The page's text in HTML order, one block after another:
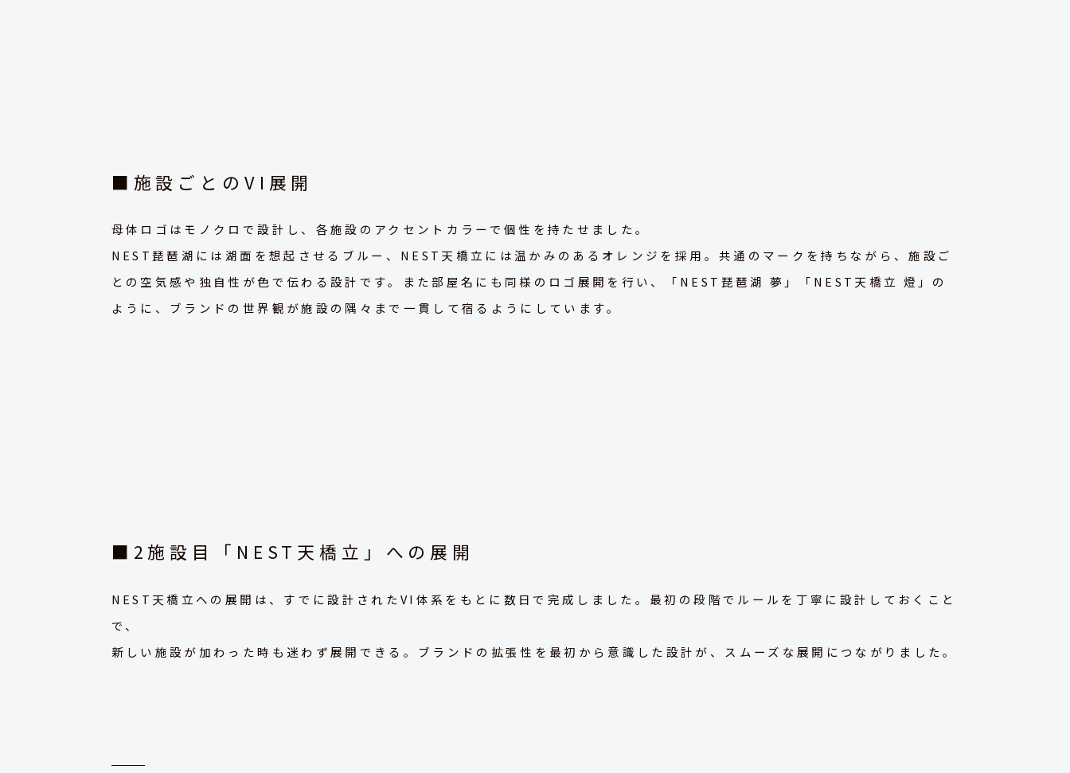
■施設ごとのVI展開
母体ロゴはモノクロで設計し、各施設のアクセントカラーで個性を持たせました。
NEST琵琶湖には湖面を想起させるブルー、NEST天橋立には温かみのあるオレンジを採用。共通のマークを持ちながら、施設ご
との空気感や独自性が色で伝わる設計です。また部屋名にも同様のロゴ展開を行い、「NEST琵琶湖 夢」「NEST天橋立 燈」の
ように、ブランドの世界観が施設の隅々まで一貫して宿るようにしています。
■2施設目「NEST天橋立」への展開
NEST天橋立への展開は、すでに設計されたVI体系をもとに数日で完成しました。最初の段階でルールを丁寧に設計しておくこと
で、
新しい施設が加わった時も迷わず展開できる。ブランドの拡張性を最初から意識した設計が、スムーズな展開につながりました。